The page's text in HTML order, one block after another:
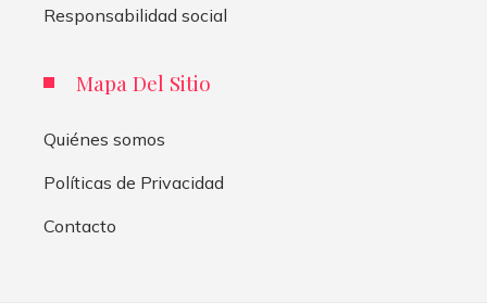
Responsabilidad social
Mapa Del Sitio
Quiénes somos
Políticas de Privacidad
Contacto